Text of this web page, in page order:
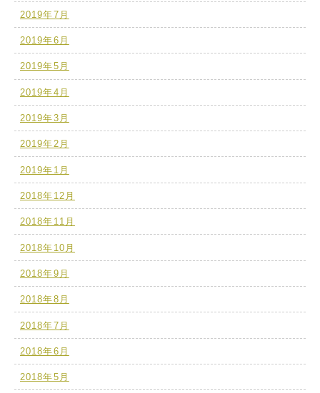
2019年7月
2019年6月
2019年5月
2019年4月
2019年3月
2019年2月
2019年1月
2018年12月
2018年11月
2018年10月
2018年9月
2018年8月
2018年7月
2018年6月
2018年5月